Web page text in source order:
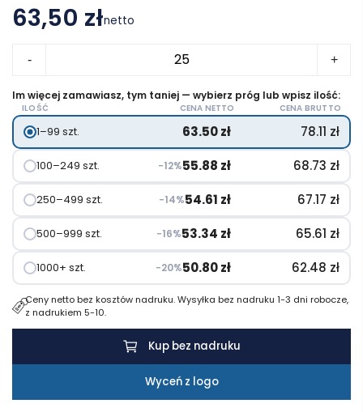
63,50 złnetto
-
zaparzarka
do
kawy
600
ml
+
Im więcej zamawiasz, tym taniej — wybierz próg lub wpisz ilość:
ILOŚĆ CENA NETTO CENA BRUTTO
1–99 szt. 63.50zł 78.11 zł
100–249 szt. −12%55.88 zł 68.73 zł
250–499 szt. −14%54.61 zł 67.17 zł
500–999 szt. −16%53.34 zł 65.61 zł
1000+ szt. −20%50.80zł 62.48 zł
Ceny netto bez kosztów nadruku. Wysyłka bez nadruku 1-3 dni robocze,
z nadrukiem 5-10.
Kup bez nadruku
Wyceń z logo